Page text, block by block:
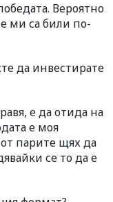
Вероятно
ми са били по-
да инвестирате
е да отида на
е моя
парите щях да
се то да е